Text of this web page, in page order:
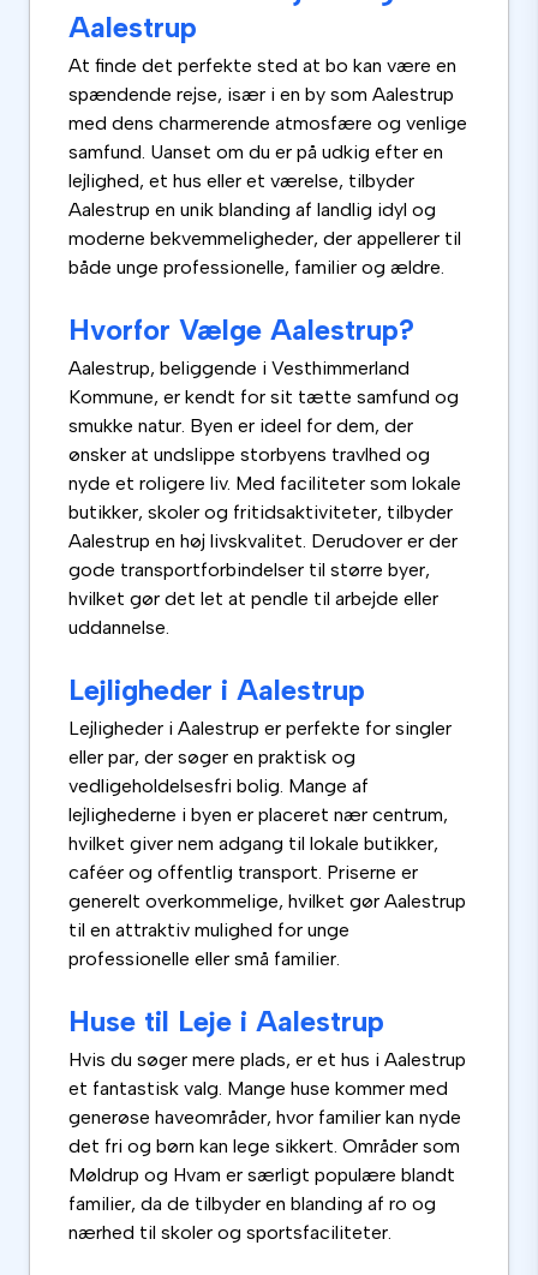
Aalestrup
At finde det perfekte sted at bo kan være en
spændende rejse, især i en by som Aalestrup
med dens charmerende atmosfære og venlige
samfund. Uanset om du er på udkig efter en
lejlighed, et hus eller et værelse, tilbyder
Aalestrup en unik blanding af landlig idyl og
moderne bekvemmeligheder, der appellerer til
både unge professionelle, familier og ældre.
Hvorfor Vælge Aalestrup?
Aalestrup, beliggende i Vesthimmerland
Kommune, er kendt for sit tætte samfund og
smukke natur. Byen er ideel for dem, der
ønsker at undslippe storbyens travlhed og
nyde et roligere liv. Med faciliteter som lokale
butikker, skoler og fritidsaktiviteter, tilbyder
Aalestrup en høj livskvalitet. Derudover er der
gode transportforbindelser til større byer,
hvilket gør det let at pendle til arbejde eller
uddannelse.
Lejligheder i Aalestrup
Lejligheder i Aalestrup er perfekte for singler
eller par, der søger en praktisk og
vedligeholdelsesfri bolig. Mange af
lejlighederne i byen er placeret nær centrum,
hvilket giver nem adgang til lokale butikker,
caféer og offentlig transport. Priserne er
generelt overkommelige, hvilket gør Aalestrup
til en attraktiv mulighed for unge
professionelle eller små familier.
Huse til Leje i Aalestrup
Hvis du søger mere plads, er et hus i Aalestrup
et fantastisk valg. Mange huse kommer med
generøse haveområder, hvor familier kan nyde
det fri og børn kan lege sikkert. Områder som
Møldrup og Hvam er særligt populære blandt
familier, da de tilbyder en blanding af ro og
nærhed til skoler og sportsfaciliteter.